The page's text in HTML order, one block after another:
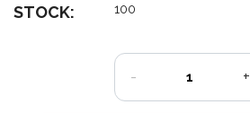
STOCK: 100
- +